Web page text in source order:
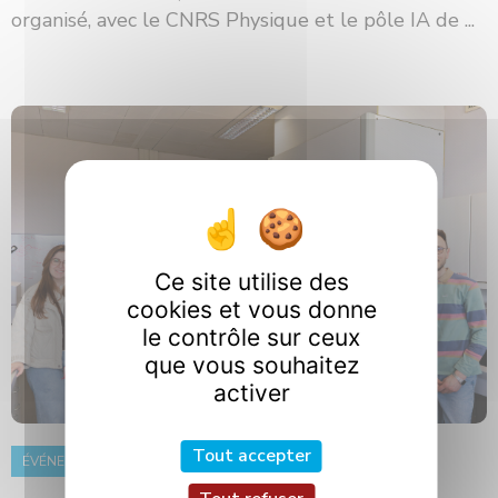
organisé, avec le CNRS Physique et le pôle IA de ...
ÉVÉNEMENT 8 juin 2026
Ce site utilise des
cookies et vous donne
le contrôle sur ceux
que vous souhaitez
activer
Tout accepter